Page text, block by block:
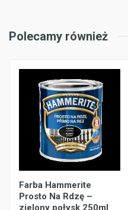
Polecamy również
Farba Hammerite
Prosto Na Rdzę –
zielony połysk 250ml